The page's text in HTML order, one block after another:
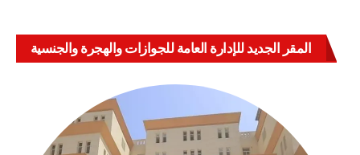
المقر الجديد للإدارة العامة للجوازات والهجرة والجنسية